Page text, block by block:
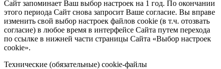
Сайт запоминает Ваш выбор настроек на 1 год. По окончании
этого периода Сайт снова запросит Ваше согласие. Вы вправе
изменить свой выбор настроек файлов cookie (в т.ч. отозвать
согласие) в любое время в интерфейсе Сайта путем перехода
по ссылке в нижней части страницы Сайта «Выбор настроек
cookie».
Технические (обязательные) cookie-файлы